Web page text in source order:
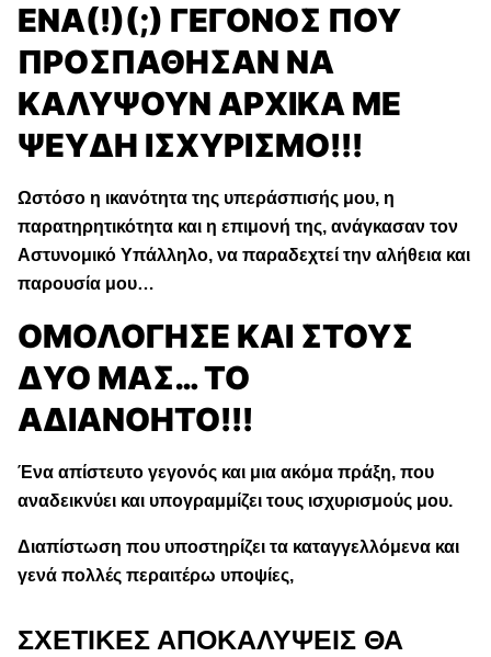
ΕΝΑ(!)(;) ΓΕΓΟΝΟΣ ΠΟΥ
ΠΡΟΣΠΑΘΗΣΑΝ ΝΑ
ΚΑΛΥΨΟΥΝ ΑΡΧΙΚΑ ΜΕ
ΨΕΥΔΗ ΙΣΧΥΡΙΣΜΟ!!!
Ωστόσο η ικανότητα της υπεράσπισής μου, η
παρατηρητικότητα και η επιμονή της, ανάγκασαν τον
Αστυνομικό Υπάλληλο, να παραδεχτεί την αλήθεια και
παρουσία μου…
ΟΜΟΛΟΓΗΣΕ ΚΑΙ ΣΤΟΥΣ
ΔΥΟ ΜΑΣ… ΤΟ
ΑΔΙΑΝΟΗΤΟ!!!
Ένα απίστευτο γεγονός και μια ακόμα πράξη, που
αναδεικνύει και υπογραμμίζει τους ισχυρισμούς μου.
Διαπίστωση που υποστηρίζει τα καταγγελλόμενα και
γενά πολλές περαιτέρω υποψίες,
ΣΧΕΤΙΚΕΣ ΑΠΟΚΑΛΥΨΕΙΣ ΘΑ